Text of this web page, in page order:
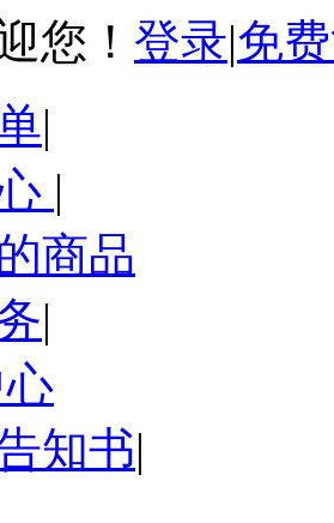
您！ 登录|免
|
|
商品
|
知书|